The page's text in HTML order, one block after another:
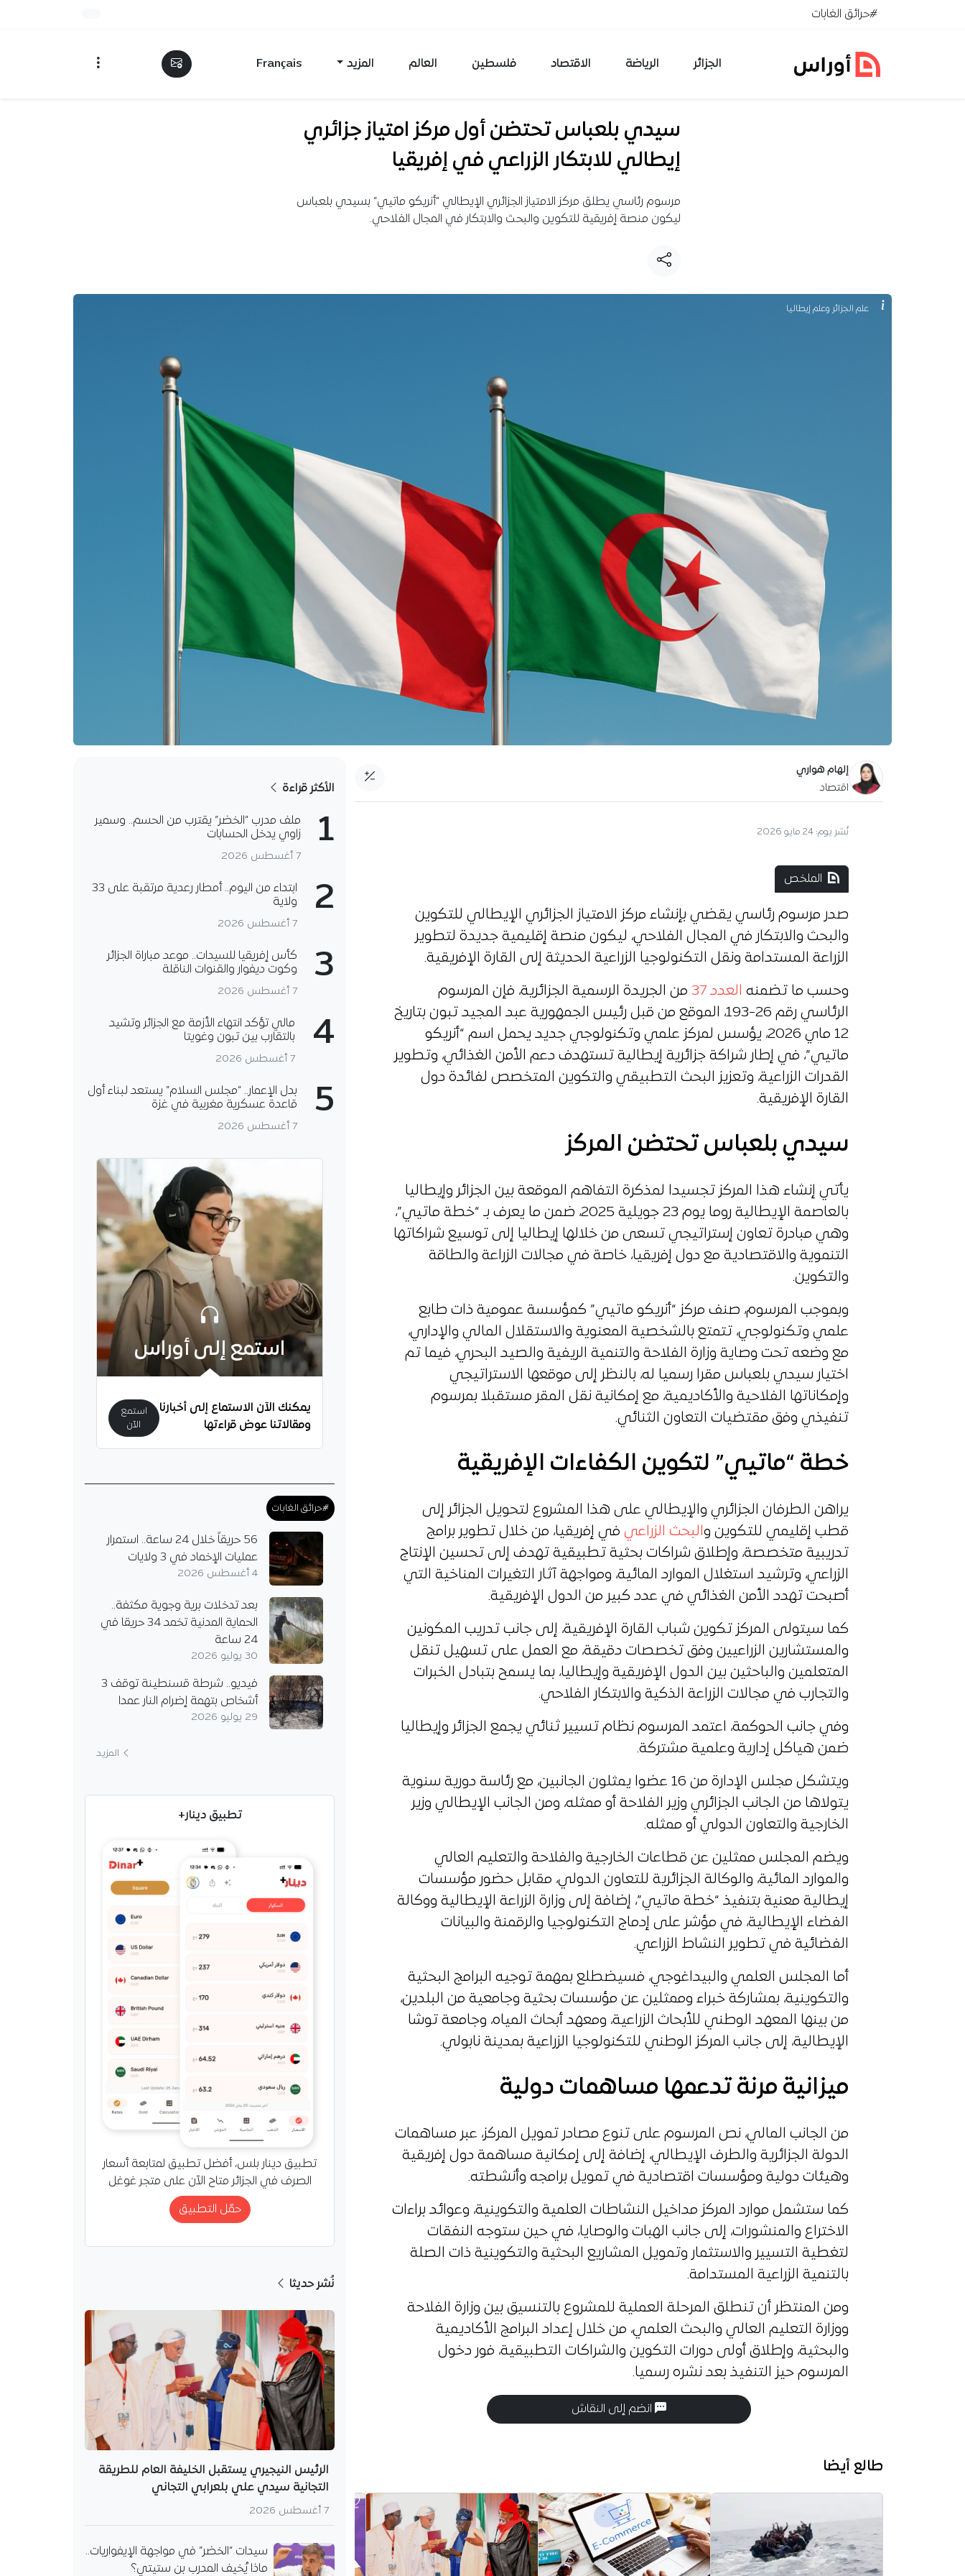
تخطي إلى المحتوى#حرائق الغابات
الجزائر الرياضة الاقتصاد فلسطين العالم المزيد Français
سيدي بلعباس تحتضن أول مركز امتياز جزائري
إيطالي للابتكار الزراعي في إفريقيا
مرسوم رئاسي يطلق مركز الامتياز الجزائري الإيطالي “أنريكو ماتيي” بسيدي بلعباس
ليكون منصة إفريقية للتكوين والبحث والابتكار في المجال الفلاحي.
علم الجزائر وعلم إيطاليا
إلهام هواري
اقتصاد
نُشر يوم: 24 مايو 2026
الملخص
صدر مرسوم رئاسي يقضي بإنشاء مركز الامتياز الجزائري الإيطالي للتكوين
والبحث والابتكار في المجال الفلاحي، ليكون منصة إقليمية جديدة لتطوير
الزراعة المستدامة ونقل التكنولوجيا الزراعية الحديثة إلى القارة الإفريقية.
وحسب ما تضمنه العدد 37
من الجريدة الرسمية الجزائرية، فإن المرسوم
الرئاسي رقم 26-193، الموقع من قبل رئيس الجمهورية عبد المجيد تبون بتاريخ
12 ماي 2026، يؤسس لمركز علمي وتكنولوجي جديد يحمل اسم “أنريكو
ماتيي”، في إطار شراكة جزائرية إيطالية تستهدف دعم الأمن الغذائي، وتطوير
القدرات الزراعية، وتعزيز البحث التطبيقي والتكوين المتخصص لفائدة دول
القارة الإفريقية.
سيدي بلعباس تحتضن المركز
يأتي إنشاء هذا المركز تجسيدا لمذكرة التفاهم الموقعة بين الجزائر وإيطاليا
بالعاصمة الإيطالية روما يوم 23 جويلية 2025، ضمن ما يعرف بـ “خطة ماتيي”،
وهي مبادرة تعاون إستراتيجي تسعى من خلالها إيطاليا إلى توسيع شراكاتها
التنموية والاقتصادية مع دول إفريقيا، خاصة في مجالات الزراعة والطاقة
والتكوين.
وبموجب المرسوم، صنف مركز “أنريكو ماتيي” كمؤسسة عمومية ذات طابع
علمي وتكنولوجي، تتمتع بالشخصية المعنوية والاستقلال المالي والإداري،
مع وضعه تحت وصاية وزارة الفلاحة والتنمية الريفية والصيد البحري، فيما تم
اختيار سيدي بلعباس مقرا رسميا له، بالنظر إلى موقعها الاستراتيجي
وإمكاناتها الفلاحية والأكاديمية، مع إمكانية نقل المقر مستقبلا بمرسوم
تنفيذي وفق مقتضيات التعاون الثنائي.
خطة “ماتيي” لتكوين الكفاءات الإفريقية
يراهن الطرفان الجزائري والإيطالي على هذا المشروع لتحويل الجزائر إلى
قطب إقليمي للتكوين والبحث الزراعي في إفريقيا، من خلال تطوير برامج
تدريبية متخصصة، وإطلاق شراكات بحثية تطبيقية تهدف إلى تحسين الإنتاج
الزراعي، وترشيد استغلال الموارد المائية، ومواجهة آثار التغيرات المناخية التي
أصبحت تهدد الأمن الغذائي في عدد كبير من الدول الإفريقية.
كما سيتولى المركز تكوين شباب القارة الإفريقية، إلى جانب تدريب المكونين
والمستشارين الزراعيين وفق تخصصات دقيقة، مع العمل على تسهيل تنقل
المتعلمين والباحثين بين الدول الإفريقية وإيطاليا، بما يسمح بتبادل الخبرات
والتجارب في مجالات الزراعة الذكية والابتكار الفلاحي.
وفي جانب الحوكمة، اعتمد المرسوم نظام تسيير ثنائي يجمع الجزائر وإيطاليا
ضمن هياكل إدارية وعلمية مشتركة.
ويتشكل مجلس الإدارة من 16 عضوا يمثلون الجانبين، مع رئاسة دورية سنوية
يتولاها من الجانب الجزائري وزير الفلاحة أو ممثله، ومن الجانب الإيطالي وزير
الخارجية والتعاون الدولي أو ممثله.
ويضم المجلس ممثلين عن قطاعات الخارجية والفلاحة والتعليم العالي
والموارد المائية، والوكالة الجزائرية للتعاون الدولي، مقابل حضور مؤسسات
إيطالية معنية بتنفيذ “خطة ماتيي”، إضافة إلى وزارة الزراعة الإيطالية ووكالة
الفضاء الإيطالية، في مؤشر على إدماج التكنولوجيا والرقمنة والبيانات
الفضائية في تطوير النشاط الزراعي.
أما المجلس العلمي والبيداغوجي، فسيضطلع بمهمة توجيه البرامج البحثية
والتكوينية، بمشاركة خبراء وممثلين عن مؤسسات بحثية وجامعية من البلدين،
من بينها المعهد الوطني للأبحاث الزراعية، ومعهد أبحاث المياه، وجامعة توشا
الإيطالية، إلى جانب المركز الوطني للتكنولوجيا الزراعية بمدينة نابولي.
ميزانية مرنة تدعمها مساهمات دولية
من الجانب المالي، نص المرسوم على تنوع مصادر تمويل المركز، عبر مساهمات
الدولة الجزائرية والطرف الإيطالي، إضافة إلى إمكانية مساهمة دول إفريقية
وهيئات دولية ومؤسسات اقتصادية في تمويل برامجه وأنشطته.
كما ستشمل موارد المركز مداخيل النشاطات العلمية والتكوينية، وعوائد براءات
الاختراع والمنشورات، إلى جانب الهبات والوصايا، في حين ستوجه النفقات
لتغطية التسيير والاستثمار وتمويل المشاريع البحثية والتكوينية ذات الصلة
بالتنمية الزراعية المستدامة.
ومن المنتظر أن تنطلق المرحلة العملية للمشروع بالتنسيق بين وزارة الفلاحة
ووزارة التعليم العالي والبحث العلمي، من خلال إعداد البرامج الأكاديمية
والبحثية، وإطلاق أولى دورات التكوين والشراكات التطبيقية، فور دخول
المرسوم حيز التنفيذ بعد نشره رسميا.
انضم إلى النقاش
طالع أيضا
الأكثر قراءة
1
ملف مدرب “الخضر” يقترب من الحسم.. وسمير
زاوي يدخل الحسابات
7 أغسطس 2026
2
ابتداء من اليوم.. أمطار رعدية مرتقبة على 33
ولاية
7 أغسطس 2026
3
كأس إفريقيا للسيدات.. موعد مباراة الجزائر
وكوت ديفوار والقنوات الناقلة
7 أغسطس 2026
4
مالي تؤكد انتهاء الأزمة مع الجزائر وتشيد
بالتقارب بين تبون وغويتا
7 أغسطس 2026
5
بدل الإعمار.. “مجلس السلام” يستعد لبناء أول
قاعدة عسكرية مغربية في غزة
7 أغسطس 2026
استمع إلى أوراس
يمكنك الآن الاستماع إلى أخبارنا
ومقالاتنا عوض قراءتها
استمع
الآن
#حرائق الغابات
56 حريقاً خلال 24 ساعة.. استمرار
عمليات الإخماد في 3 ولايات
4 أغسطس 2026
بعد تدخلات برية وجوية مكثفة..
الحماية المدنية تخمد 34 حريقا في
24 ساعة
30 يوليو 2026
فيديو.. شرطة قسنطينة توقف 3
أشخاص بتهمة إضرام النار عمدا
29 يوليو 2026
المزيد
تطبيق دينار+
تطبيق دينار بلس، أفضل تطبيق لمتابعة أسعار
الصرف في الجزائر متاح الآن على متجر غوغل
حمّل التطبيق
نُشر حديثا
الرئيس النيجيري يستقبل الخليفة العام للطريقة
التجانية سيدي علي بلعرابي التجاني
7 أغسطس 2026
سيدات “الخضر” في مواجهة الإيفواريات..
ماذا يُخيف المدرب بن ستيتي؟